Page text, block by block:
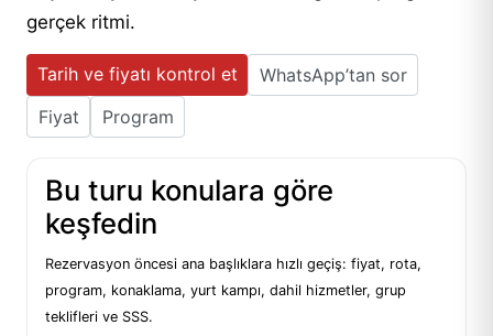
gerçek ritmi.
Tarih ve fiyatı kontrol et
WhatsApp’tan sor
Fiyat
Program
Bu turu konulara göre
keşfedin
Rezervasyon öncesi ana başlıklara hızlı geçiş: fiyat, rota,
program, konaklama, yurt kampı, dahil hizmetler, grup
teklifleri ve SSS.